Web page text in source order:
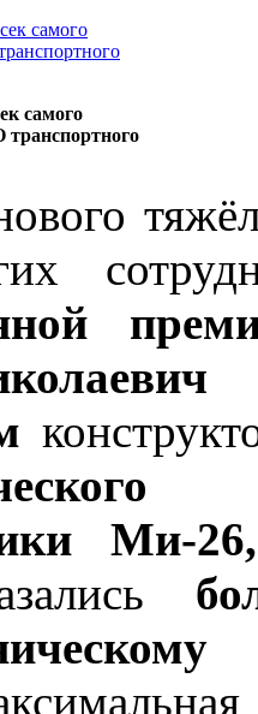
самого
Ми-26,